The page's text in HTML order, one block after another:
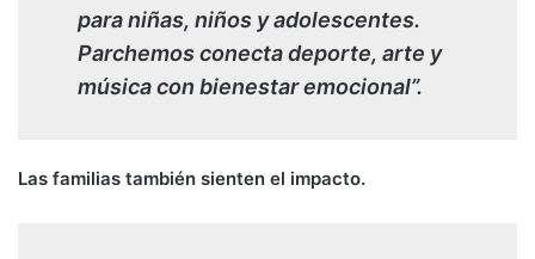
para niñas, niños y adolescentes.
Parchemos conecta deporte, arte y
música con bienestar emocional”.
Las familias también sienten el impacto.